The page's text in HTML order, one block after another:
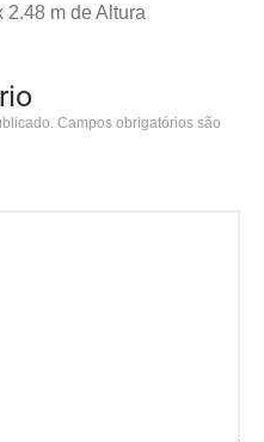
2.48 m de Altura
Campos obrigatórios são